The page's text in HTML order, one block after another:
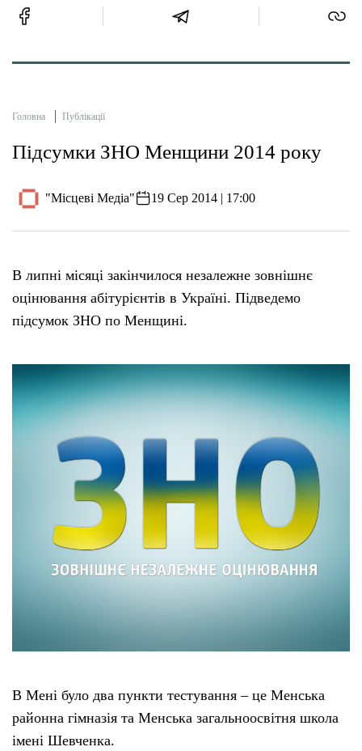
Головна Публікації
Підсумки ЗНО Менщини 2014 року
"Місцеві Медіа" 19 Сер 2014 | 17:00
В липні місяці закінчилося незалежне зовнішнє
оцінювання абітурієнтів в Україні. Підведемо
підсумок ЗНО по Менщині.
В Мені було два пункти тестування – це Менська
районна гімназія та Менська загальноосвітня школа
імені Шевченка.